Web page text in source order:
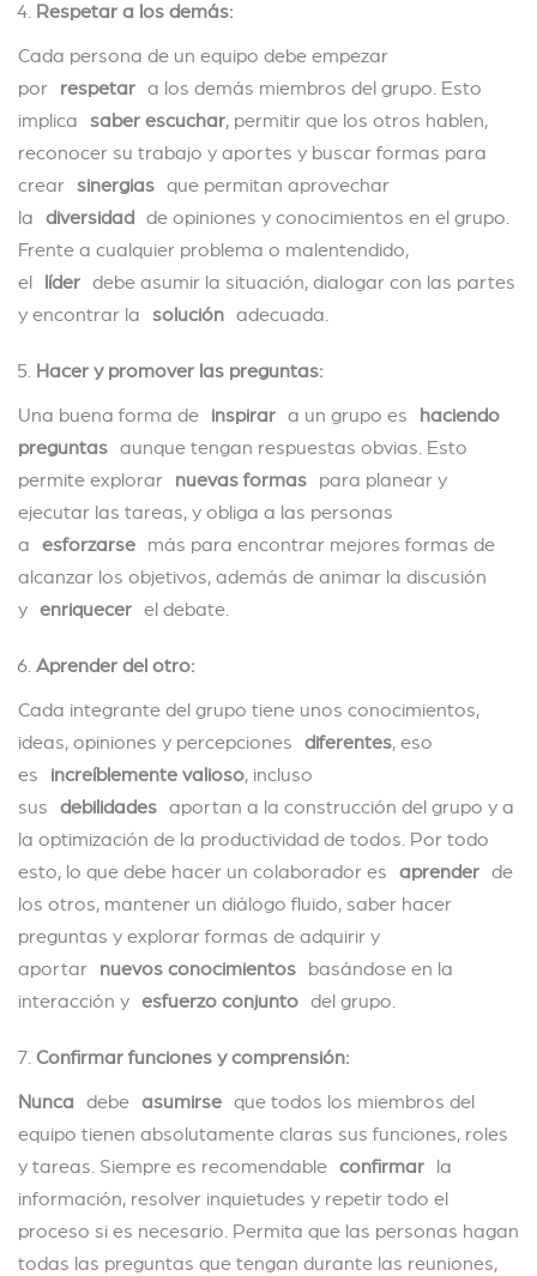
Respetar a los demás:
Cada persona de un equipo debe empezar
por respetar a los demás miembros del grupo. Esto
implica saber escuchar, permitir que los otros hablen,
reconocer su trabajo y aportes y buscar formas para
crear sinergias que permitan aprovechar
la diversidad de opiniones y conocimientos en el grupo.
Frente a cualquier problema o malentendido,
el líder debe asumir la situación, dialogar con las partes
y encontrar la solución adecuada.
Hacer y promover las preguntas:
Una buena forma de inspirar a un grupo es haciendo
preguntas aunque tengan respuestas obvias. Esto
permite explorar nuevas formas para planear y
ejecutar las tareas, y obliga a las personas
a esforzarse más para encontrar mejores formas de
alcanzar los objetivos, además de animar la discusión
y enriquecer el debate.
Aprender del otro:
Cada integrante del grupo tiene unos conocimientos,
ideas, opiniones y percepciones diferentes, eso
es increíblemente valioso, incluso
sus debilidades aportan a la construcción del grupo y a
la optimización de la productividad de todos. Por todo
esto, lo que debe hacer un colaborador es aprender de
los otros, mantener un diálogo fluido, saber hacer
preguntas y explorar formas de adquirir y
aportar nuevos conocimientos basándose en la
interacción y esfuerzo conjunto del grupo.
Confirmar funciones y comprensión:
Nunca debe asumirse que todos los miembros del
equipo tienen absolutamente claras sus funciones, roles
y tareas. Siempre es recomendable confirmar la
información, resolver inquietudes y repetir todo el
proceso si es necesario. Permita que las personas hagan
todas las preguntas que tengan durante las reuniones,